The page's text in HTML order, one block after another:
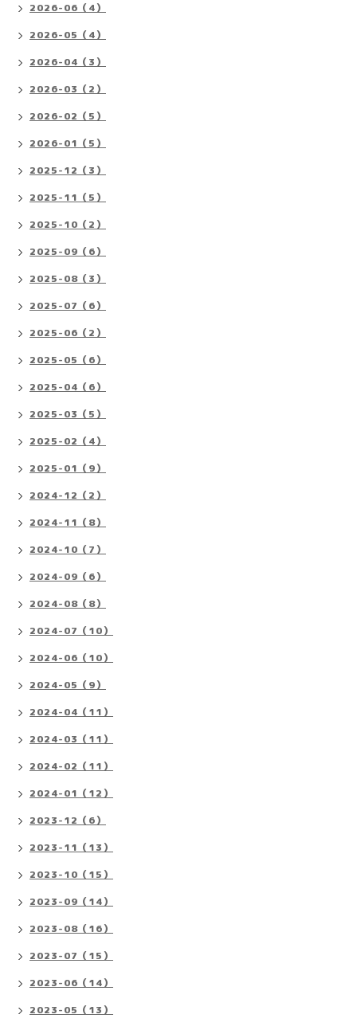
2026-06（4）
2026-05（4）
2026-04（3）
2026-03（2）
2026-02（5）
2026-01（5）
2025-12（3）
2025-11（5）
2025-10（2）
2025-09（6）
2025-08（3）
2025-07（6）
2025-06（2）
2025-05（6）
2025-04（6）
2025-03（5）
2025-02（4）
2025-01（9）
2024-12（2）
2024-11（8）
2024-10（7）
2024-09（6）
2024-08（8）
2024-07（10）
2024-06（10）
2024-05（9）
2024-04（11）
2024-03（11）
2024-02（11）
2024-01（12）
2023-12（6）
2023-11（13）
2023-10（15）
2023-09（14）
2023-08（16）
2023-07（15）
2023-06（14）
2023-05（13）